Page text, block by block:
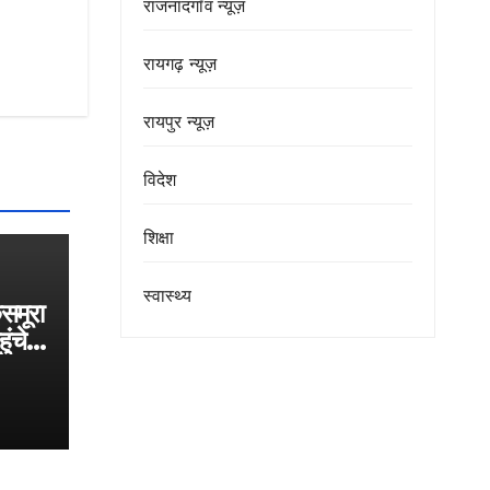
राजनांदगाँव न्यूज़
रायगढ़ न्यूज़
रायपुर न्यूज़
विदेश
शिक्षा
स्वास्थ्य